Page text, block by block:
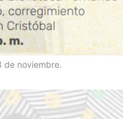
de noviembre.